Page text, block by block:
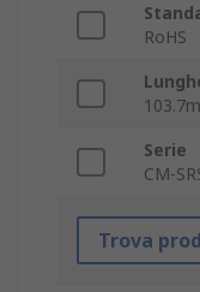
RoHS
Serie
CM-
Trova